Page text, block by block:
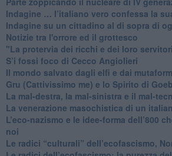
​Indagine … l’italiano vero confessa la
Indagine su un cittadino al di sopra di
Notizie tra l'orrore ed il grottesco
"La protervia dei ricchi e dei loro
S’i fossi foco di Cecco Angiolieri
​Il mondo salvato dagli elfi e dai
Gru (Cattivissimo me) e lo Spirito di
​La mal-destra, la mal-sinistra e il mal-
​La venerazione masochistica di un
​L’eco-nazismo e le idee-forma dell’800
noi
​Le radici “culturali” dell’ecofascismo,